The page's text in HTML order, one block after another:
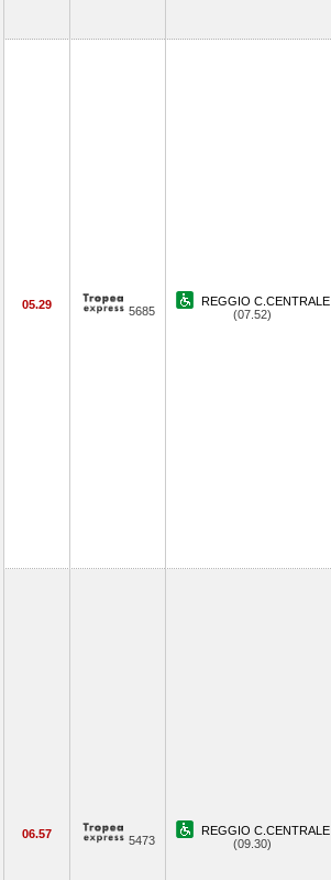
05.29 5685
REGGIO C.CENTRALE
(07.52)
06.57 5473
REGGIO C.CENTRALE
(09.30)